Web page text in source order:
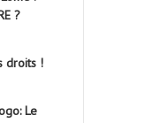
?
droits !
Le